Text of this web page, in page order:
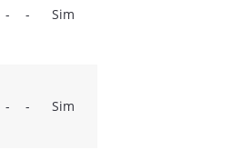
- - Sim
- - Sim